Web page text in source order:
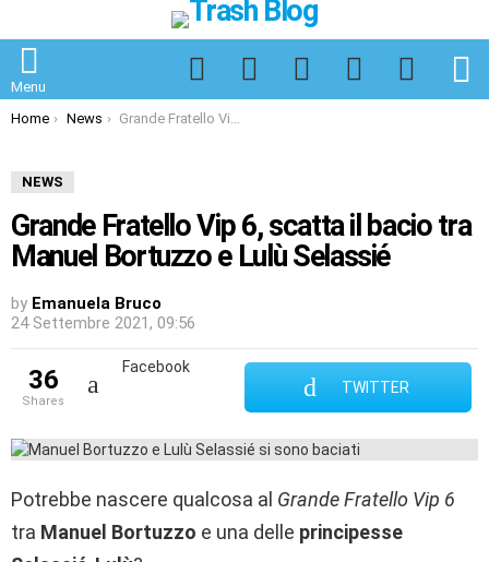
Menu
Facebook
Twitter
Instagram
Spotify
TikTok
You are here:
Home News Grande Fratello Vip 6, scatta il bacio tra Manuel Bortuzzo e Lulù Selassié
NEWS
Grande Fratello Vip 6, scatta il bacio tra
Manuel Bortuzzo e Lulù Selassié
by Emanuela Bruco
24 Settembre 2021, 09:56
36
shares
Facebook
TWITTER
Potrebbe nascere qualcosa al Grande Fratello Vip 6
tra Manuel Bortuzzo e una delle principesse